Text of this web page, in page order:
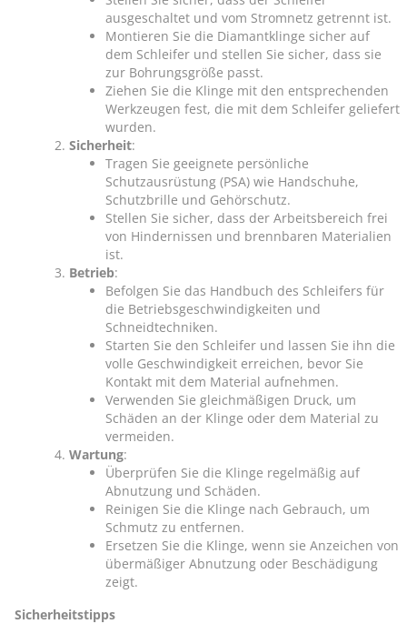
ausgeschaltet und vom Stromnetz getrennt ist.
Montieren Sie die Diamantklinge sicher auf
dem Schleifer und stellen Sie sicher, dass sie
zur Bohrungsgröße passt.
Ziehen Sie die Klinge mit den entsprechenden
Werkzeugen fest, die mit dem Schleifer geliefert
wurden.
Sicherheit:
Tragen Sie geeignete persönliche
Schutzausrüstung (PSA) wie Handschuhe,
Schutzbrille und Gehörschutz.
Stellen Sie sicher, dass der Arbeitsbereich frei
von Hindernissen und brennbaren Materialien
ist.
Betrieb:
Befolgen Sie das Handbuch des Schleifers für
die Betriebsgeschwindigkeiten und
Schneidtechniken.
Starten Sie den Schleifer und lassen Sie ihn die
volle Geschwindigkeit erreichen, bevor Sie
Kontakt mit dem Material aufnehmen.
Verwenden Sie gleichmäßigen Druck, um
Schäden an der Klinge oder dem Material zu
vermeiden.
Wartung:
Überprüfen Sie die Klinge regelmäßig auf
Abnutzung und Schäden.
Reinigen Sie die Klinge nach Gebrauch, um
Schmutz zu entfernen.
Ersetzen Sie die Klinge, wenn sie Anzeichen von
übermäßiger Abnutzung oder Beschädigung
zeigt.
Sicherheitstipps